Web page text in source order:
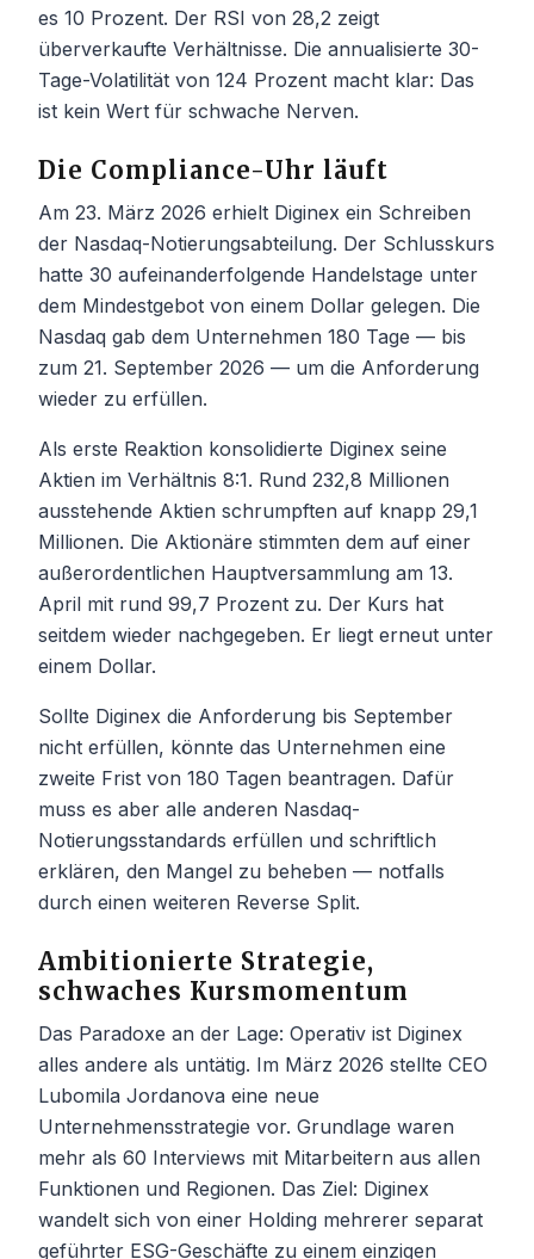
es 10 Prozent. Der RSI von 28,2 zeigt
überverkaufte Verhältnisse. Die annualisierte 30-
Tage-Volatilität von 124 Prozent macht klar: Das
ist kein Wert für schwache Nerven.
Die Compliance-Uhr läuft
Am 23. März 2026 erhielt Diginex ein Schreiben
der Nasdaq-Notierungsabteilung. Der Schlusskurs
hatte 30 aufeinanderfolgende Handelstage unter
dem Mindestgebot von einem Dollar gelegen. Die
Nasdaq gab dem Unternehmen 180 Tage — bis
zum 21. September 2026 — um die Anforderung
wieder zu erfüllen.
Als erste Reaktion konsolidierte Diginex seine
Aktien im Verhältnis 8:1. Rund 232,8 Millionen
ausstehende Aktien schrumpften auf knapp 29,1
Millionen. Die Aktionäre stimmten dem auf einer
außerordentlichen Hauptversammlung am 13.
April mit rund 99,7 Prozent zu. Der Kurs hat
seitdem wieder nachgegeben. Er liegt erneut unter
einem Dollar.
Sollte Diginex die Anforderung bis September
nicht erfüllen, könnte das Unternehmen eine
zweite Frist von 180 Tagen beantragen. Dafür
muss es aber alle anderen Nasdaq-
Notierungsstandards erfüllen und schriftlich
erklären, den Mangel zu beheben — notfalls
durch einen weiteren Reverse Split.
Ambitionierte Strategie,
schwaches Kursmomentum
Das Paradoxe an der Lage: Operativ ist Diginex
alles andere als untätig. Im März 2026 stellte CEO
Lubomila Jordanova eine neue
Unternehmensstrategie vor. Grundlage waren
mehr als 60 Interviews mit Mitarbeitern aus allen
Funktionen und Regionen. Das Ziel: Diginex
wandelt sich von einer Holding mehrerer separat
geführter ESG-Geschäfte zu einem einzigen